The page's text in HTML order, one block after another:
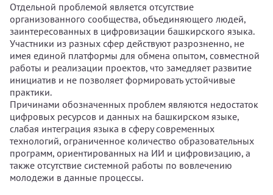
Отдельной проблемой является отсутствие
организованного сообщества, объединяющего людей,
заинтересованных в цифровизации башкирского языка.
Участники из разных сфер действуют разрозненно, не
имея единой платформы для обмена опытом, совместной
работы и реализации проектов, что замедляет развитие
инициатив и не позволяет формировать устойчивые
практики.
Причинами обозначенных проблем являются недостаток
цифровых ресурсов и данных на башкирском языке,
слабая интеграция языка в сферу современных
технологий, ограниченное количество образовательных
программ, ориентированных на ИИ и цифровизацию, а
также отсутствие системной работы по вовлечению
молодежи в данные процессы.